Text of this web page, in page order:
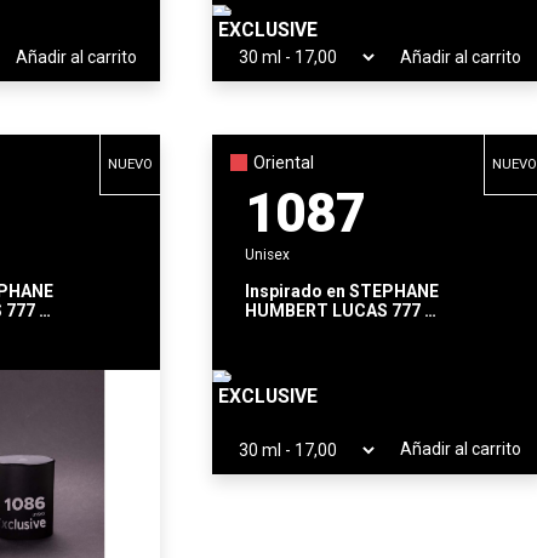
deseos
Añadir al carrito
EXCLUSIVE
Añadir al carrito
777
NUEVO Oriental
1087
Unisex
Inspirado en STEPHANE
HUMBERT LUCAS 777
NUEVO
EXCLUSIVE
Añadir al carrito